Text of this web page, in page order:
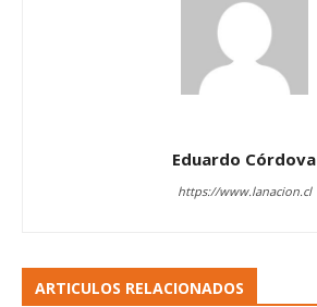
Eduardo Córdova
https://www.lanacion.cl
ARTICULOS RELACIONADOS